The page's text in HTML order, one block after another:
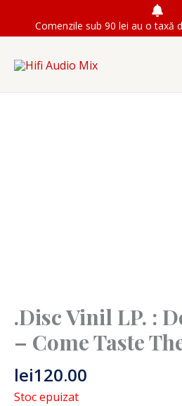
Comenzile sub 90 lei au o taxă
.Disc Vinil LP. :
– Come Taste
lei120.00
Stoc epuizat